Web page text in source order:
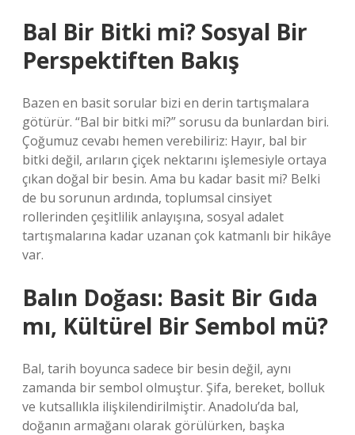
Bal Bir Bitki mi? Sosyal Bir
Perspektiften Bakış
Bazen en basit sorular bizi en derin tartışmalara
götürür. “Bal bir bitki mi?” sorusu da bunlardan biri.
Çoğumuz cevabı hemen verebiliriz: Hayır, bal bir
bitki değil, arıların çiçek nektarını işlemesiyle ortaya
çıkan doğal bir besin. Ama bu kadar basit mi? Belki
de bu sorunun ardında, toplumsal cinsiyet
rollerinden çeşitlilik anlayışına, sosyal adalet
tartışmalarına kadar uzanan çok katmanlı bir hikâye
var.
Balın Doğası: Basit Bir Gıda
mı, Kültürel Bir Sembol mü?
Bal, tarih boyunca sadece bir besin değil, aynı
zamanda bir sembol olmuştur. Şifa, bereket, bolluk
ve kutsallıkla ilişkilendirilmiştir. Anadolu’da bal,
doğanın armağanı olarak görülürken, başka